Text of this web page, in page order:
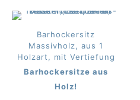
Barhockersitz
Massivholz, aus 1
Holzart, mit Vertiefung
Barhockersitze aus
Holz!